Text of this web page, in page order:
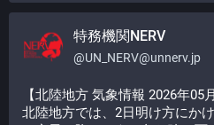
特務機関NERV
@UN_NERV@unnerv.jp
【北陸地方 気象情報 2026年05
北陸地方では、2日明け方にか